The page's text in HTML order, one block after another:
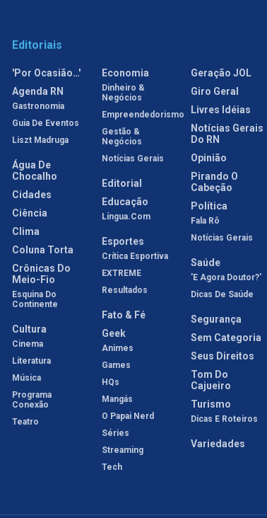
Editoriais
'Por Ocasião…'
Agenda RN
Gastronomia
Guia De Eventos
Liszt Madruga
Água De
Chocalho
Cidades
Ciência
Clima
Coluna Torta
Crônicas Do
Meio-Fio
Esquina Do
Continente
Cultura
Cinema
Literatura
Música
Programa
Conexão
Teatro
Economia
Dinheiro &
Negócios
Empreendedorismo
Gestão &
Negócios
Notícias Gerais
Editorial
Educação
Língua.com
Esportes
Crítica Esportiva
EXTREME
Resultados
Fato & Fé
Geek
Animes
Games
HQs
Mangás
O Papai Nerd
Séries
Streaming
Tech
Geração JOL
Giro Geral
Livres Idéias
Notícias Gerais
Do RN
Opinião
Pirando O
Cabeção
Política
Fala Rô
Notícias Gerais
Saúde
'E Agora Doutor?'
Dicas De Saúde
Segurança
Sem Categoria
Seus Direitos
Tom Do
Cajueiro
Turismo
Dicas E Roteiros
Variedades